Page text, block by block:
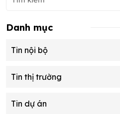
Danh mục
Tin nội bộ
Tin thị trường
Tin dự án